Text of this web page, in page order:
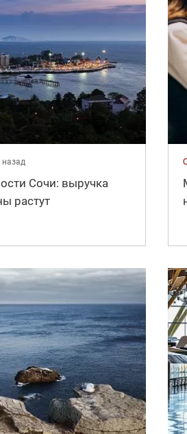
назад
Сочи: выручка
растут